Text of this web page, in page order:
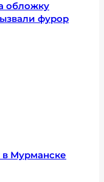
обложку
фурор
в Мурманске